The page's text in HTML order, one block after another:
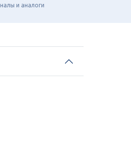
и аналоги